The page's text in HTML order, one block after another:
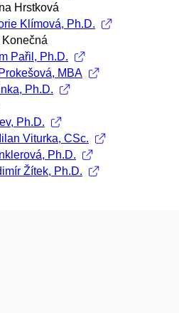
Hrstková
Klímová, Ph.D.
Konečná
Pařil, Ph.D.
MBA
Ph.D.
Ph.D.
Viturka, CSc.
Ph.D.
Žítek, Ph.D.